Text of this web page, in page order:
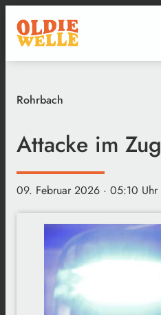
Rohrbach
Attacke im Zug
09. Februar 2026 · 05:10 Uhr